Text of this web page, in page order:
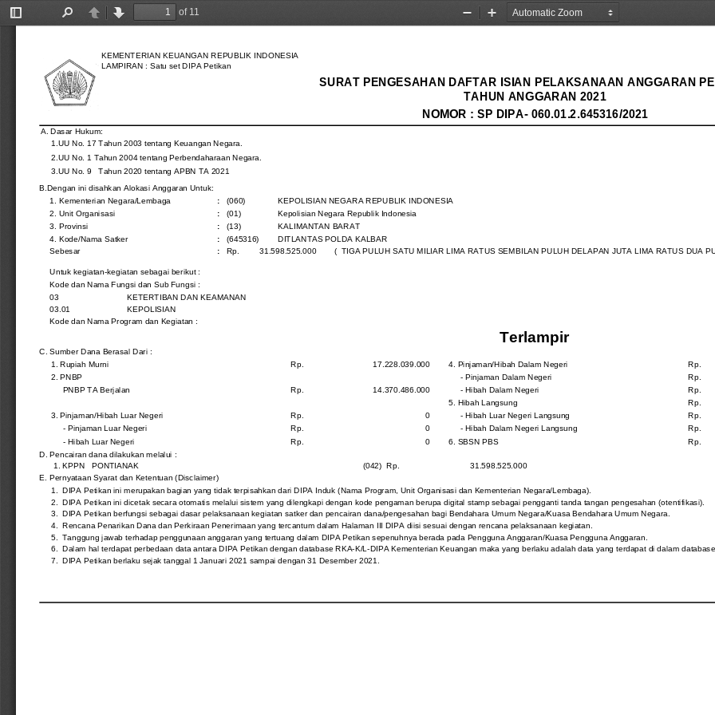
Toggle
PreviousNext
of 11
Zoom
Zoom
NOMOR : SP DIPA- 060.01.2.645316/2021
TAHUN ANGGARAN 2021
KEMENTERIAN KEUANGAN REPUBLIK INDONESIA
LAMPIRAN : Satu set DIPA Petikan
SURAT PENGESAHAN DAFTAR ISIAN PELAKSANAAN ANGGARAN
1.UU No. 17 Tahun 2003 tentang Keuangan Negara.
2.UU No. 1 Tahun 2004 tentang Perbendaharaan Negara.
3.UU No. 9   Tahun 2020 tentang APBN TA 2021
A. Dasar Hukum:
1. Kementerian Negara/Lembaga
2. Unit Organisasi
3. Provinsi
4. Kode/Nama Satker
B.Dengan ini disahkan Alokasi Anggaran Untuk:
:
(060)
KEPOLISIAN NEGARA REPUBLIK INDONESIA
(01)
:
Kepolisian Negara Republik Indonesia
(13)
:
KALIMANTAN BARAT
:
(645316) DITLANTAS POLDA KALBAR
03
KETERTIBAN DAN KEAMANAN
03.01
KEPOLISIAN
Kode dan Nama Fungsi dan Sub Fungsi :
Sebesar 31.598.525.000 (  TIGA PULUH SATU MILIAR LIMA RATUS SEMBILAN PULUH DELAPAN JUTA LIMA RATUS DUA
Rp.
Untuk kegiatan-kegiatan sebagai berikut :
:
Kode dan Nama Program dan Kegiatan :
Terlampir
Rp. Rp.
- Hibah Dalam Negeri Langsung
D. Pencairan dana dilakukan melalui :
- Hibah Luar Negeri
- Pinjaman Luar Negeri
Rp.
C. Sumber Dana Berasal Dari :
Rp.
Rp.
Rp.
17.228.039.000 4. Pinjaman/Hibah Dalam Negeri
- Hibah Luar Negeri Langsung
0
2. PNBP
5. Hibah Langsung
3. Pinjaman/Hibah Luar Negeri
1. Rupiah Murni
14.370.486.000
Rp.
PNBP TA Berjalan
6. SBSN PBS
- Hibah Dalam Negeri
Rp.
Rp.
0
Rp.
0
Rp.
- Pinjaman Dalam Negeri
Rp.
Rp.
1. KPPN   PONTIANAK 31.598.525.000
(042)
E. Pernyataan Syarat dan Ketentuan (Disclaimer)
1.  DIPA Petikan ini merupakan bagian yang tidak terpisahkan dari DIPA Induk (Nama Program, Unit Organisasi dan Kementerian Negara/Lembaga).
2.  DIPA Petikan ini dicetak secara otomatis melalui sistem yang dilengkapi dengan kode pengaman berupa digital stamp sebagai pengganti tanda tangan pengesahan (otentifikasi).
3.  DIPA Petikan berfungsi sebagai dasar pelaksanaan kegiatan satker dan pencairan dana/pengesahan bagi Bendahara Umum Negara/Kuasa Bendahara Umum Negara.
4.  Rencana Penarikan Dana dan Perkiraan Penerimaan yang tercantum dalam Halaman III DIPA diisi sesuai dengan rencana pelaksanaan kegiatan.
5.  Tanggung jawab terhadap penggunaan anggaran yang tertuang dalam DIPA Petikan sepenuhnya berada pada Pengguna Anggaran/Kuasa Pengguna Anggaran.
6.  Dalam hal terdapat perbedaan data antara DIPA Petikan dengan database RKA-K/L-DIPA Kementerian Keuangan maka yang berlaku adalah data yang terdapat di dalam
7.  DIPA Petikan berlaku sejak tanggal 1 Januari 2021 sampai dengan 31 Desember 2021.